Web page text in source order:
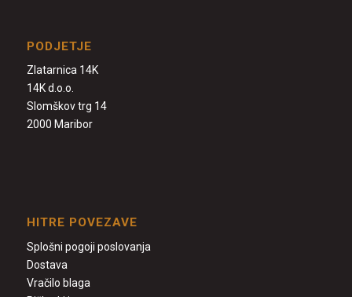
PODJETJE
Zlatarnica 14K
14K d.o.o.
Slomškov trg 14
2000 Maribor
HITRE POVEZAVE
Splošni pogoji poslovanja
Dostava
Vračilo blaga